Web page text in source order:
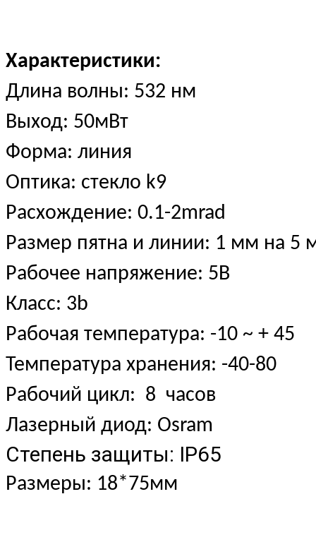
Характеристики:
Длина волны: 532 нм
Выход: 50мВт
Форма: линия
Оптика: стекло k9
Расхождение: 0.1-2mrad
Размер пятна и линии: 1 мм на 5
Рабочее напряжение: 5В
Класс: 3b
Рабочая температура: -10 ~ + 45
Температура хранения: -40-80
Рабочий цикл: 8 часов
Лазерный диод: Osram
Степень защиты: IP65
Размеры: 18*75мм